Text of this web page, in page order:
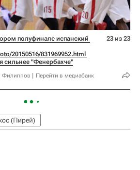
полуфинале испанский
20150516/831969952.html
сильнее "Фенербахче"
Филиппов Перейти в медиабанк
23 из 23
(Пирей)